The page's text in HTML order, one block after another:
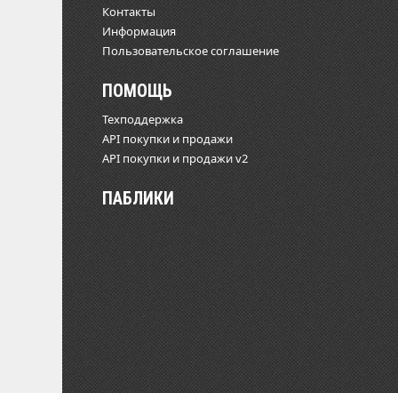
Контакты
Информация
Пользовательское соглашение
ПОМОЩЬ
Техподдержка
API покупки и продажи
API покупки и продажи v2
ПАБЛИКИ